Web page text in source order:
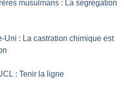
musulmans : La ségrégation
Uni : La castration chimique est
: Tenir la ligne